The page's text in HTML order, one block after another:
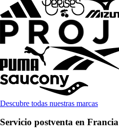
Descubre todas nuestras marcas
Servicio postventa en Francia